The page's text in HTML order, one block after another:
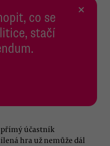
co se
stačí
×
přímý účastník
hra už nemůže dál